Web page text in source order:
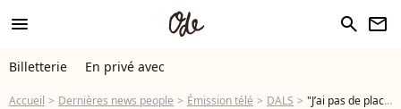
menu search newsletter
Billetterie En privé avec
Accueil Dernières news people Émission télé DALS "J’ai pas de place pour quelqu’un dans ma vie" : Laure Manaudou sans détour sur l'amour